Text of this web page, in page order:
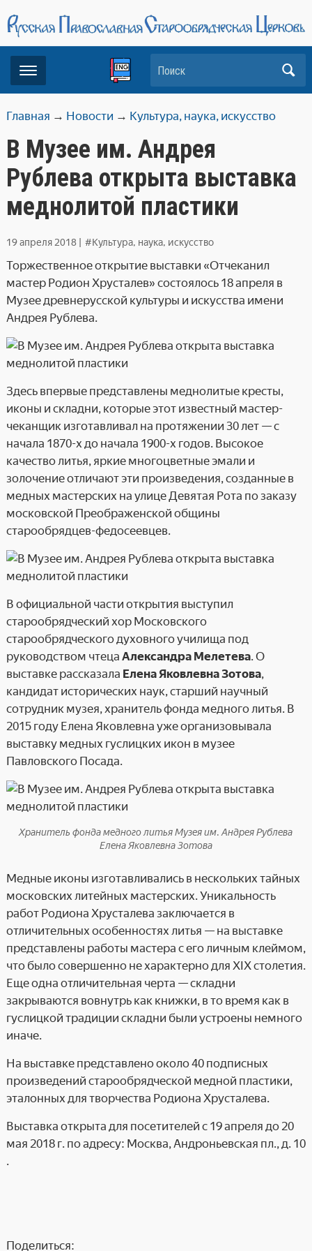
Поиск
Главная → Новости → Культура, наука, искусство
В Музее им. Андрея
Рублева открыта выставка
меднолитой пластики
19 апреля 2018 #Культура, наука, искусство
Торжественное открытие выставки «Отчеканил
мастер Родион Хрусталев» состоялось 18 апреля в
Музее древнерусской культуры и искусства имени
Андрея Рублева.
Здесь впервые представлены меднолитые кресты,
иконы и складни, которые этот известный мастер-
чеканщик изготавливал на протяжении 30 лет — с
начала 1870-х до начала 1900-х годов. Высокое
качество литья, яркие многоцветные эмали и
золочение отличают эти произведения, созданные в
медных мастерских на улице Девятая Рота по заказу
московской Преображенской общины
старообрядцев-федосеевцев.
В официальной части открытия выступил
старообрядческий хор Московского
старообрядческого духовного училища под
руководством чтеца Александра Мелетева. О
выставке рассказала Елена Яковлевна Зотова,
кандидат исторических наук, старший научный
сотрудник музея, хранитель фонда медного литья. В
2015 году Елена Яковлевна уже организовывала
выставку медных гуслицких икон в музее
Павловского Посада.
Хранитель фонда медного литья Музея им. Андрея Рублева
Елена Яковлевна Зотова
Медные иконы изготавливались в нескольких тайных
московских литейных мастерских. Уникальность
работ Родиона Хрусталева заключается в
отличительных особенностях литья — на выставке
представлены работы мастера с его личным клеймом,
что было совершенно не характерно для XIX столетия.
Еще одна отличительная черта — складни
закрываются вовнутрь как книжки, в то время как в
гуслицкой традиции складни были устроены немного
иначе.
На выставке представлено около 40 подписных
произведений старообрядческой медной пластики,
эталонных для творчества Родиона Хрусталева.
Выставка открыта для посетителей с 19 апреля до 20
мая 2018 г. по адресу: Москва, Андроньевская пл., д. 10
.
Поделиться: